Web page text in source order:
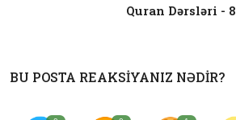
Quran Dərsləri - 8
BU POSTA REAKSIYANIZ NƏDIR?